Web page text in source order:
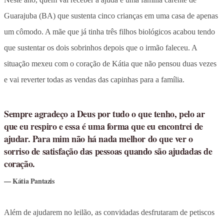
Guarajuba (BA) que sustenta cinco crianças em uma casa de apenas
um cômodo. A mãe que já tinha três filhos biológicos acabou tendo
que sustentar os dois sobrinhos depois que o irmão faleceu. A
situação mexeu com o coração de Kátia que não pensou duas vezes
e vai reverter todas as vendas das capinhas para a família.
Sempre agradeço a Deus por tudo o que tenho, pelo ar
que eu respiro e essa é uma forma que eu encontrei de
ajudar. Para mim não há nada melhor do que ver o
sorriso de satisfação das pessoas quando são ajudadas de
coração.
Kátia Pantazis
Além de ajudarem no leilão, as convidadas desfrutaram de petiscos